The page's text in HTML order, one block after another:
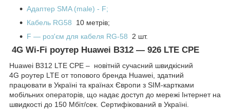
Адаптер SMA (male) - F;
Кабель RG58 10 метрів;
F — роз'єм для кабеля RG-58 2 шт.
4G Wi-Fi роутер Huawei B312 — 926 LTE CPE
Huawei B312 LTE CPE – новітній сучасний швидкісний
4G роутер LTE от топового бренда Huawei, здатний
працювати в Україні та країнах Європи з SIM-картками
мобільних операторів, що надає доступ до мережі Інтернет на
швидкості до 150 Мбіт/сек. Сертифікований в Україні.